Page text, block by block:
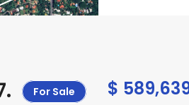
. For Sale $